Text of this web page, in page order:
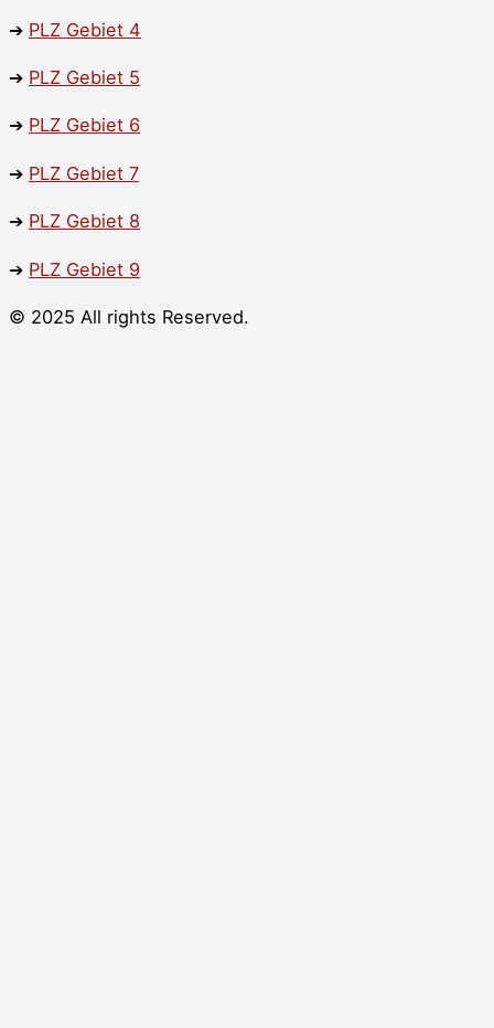
➔ PLZ Gebiet 4
➔ PLZ Gebiet 5
➔ PLZ Gebiet 6
➔ PLZ Gebiet 7
➔ PLZ Gebiet 8
➔ PLZ Gebiet 9
© 2025 All rights Reserved.